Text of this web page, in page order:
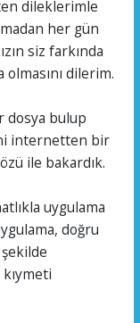
dileklerimle
her gün
siz farkında
olmasını dilerim.
dosya bulup
internetten bir
ile bakardık.
uygulama
doğru